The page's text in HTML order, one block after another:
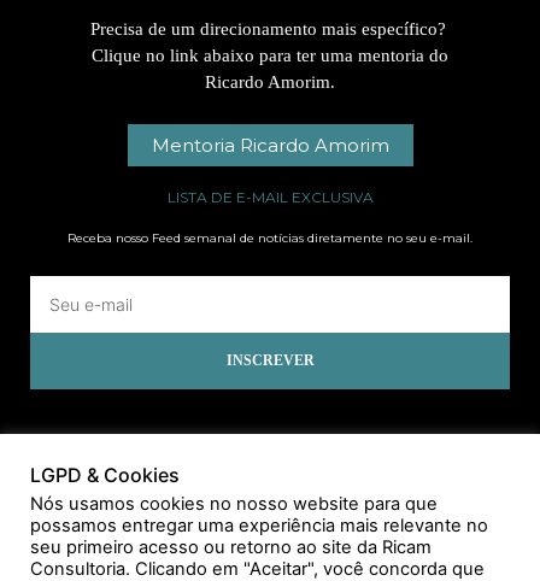
Precisa de um direcionamento mais específico?
Clique no link abaixo para ter uma mentoria do
Ricardo Amorim.
Mentoria Ricardo Amorim
LISTA DE E-MAIL EXCLUSIVA
Receba nosso Feed semanal de notícias diretamente no seu e-mail.
INSCREVER
LGPD & Cookies
Nós usamos cookies no nosso website para que
possamos entregar uma experiência mais relevante no
seu primeiro acesso ou retorno ao site da Ricam
Consultoria. Clicando em "Aceitar", você concorda que